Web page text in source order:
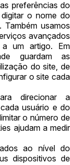
preferências do
o nome do
usamos
avançados
um artigo. Em
guardam as
do site, de
o site cada
direcionar a
usuário e do
o número de
ajudam a medir
ao nível do
dispositivos de